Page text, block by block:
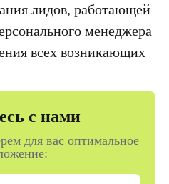
лидов, работающей
менеджера
всех возникающих
с нами
для вас оптимальное